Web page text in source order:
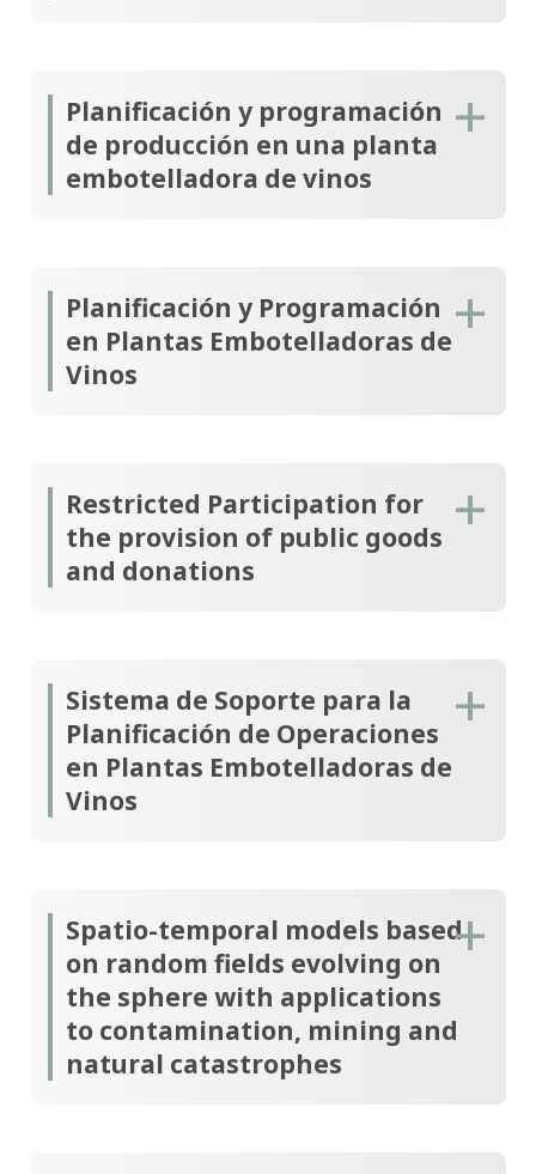
Planificación y programación
de producción en una planta
embotelladora de vinos
Planificación y Programación
en Plantas Embotelladoras de
Vinos
Restricted Participation for
the provision of public goods
and donations
Sistema de Soporte para la
Planificación de Operaciones
en Plantas Embotelladoras de
Vinos
Spatio-temporal models based
on random fields evolving on
the sphere with applications
to contamination, mining and
natural catastrophes